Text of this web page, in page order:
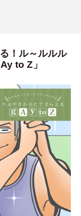
！ル～ルルル
to Z」